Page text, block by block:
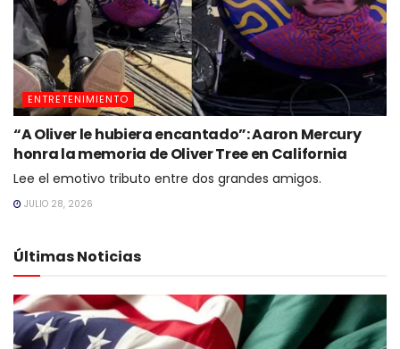
ENTRETENIMIENTO
“A Oliver le hubiera encantado”: Aaron Mercury
honra la memoria de Oliver Tree en California
Lee el emotivo tributo entre dos grandes amigos.
JULIO 28, 2026
Últimas Noticias